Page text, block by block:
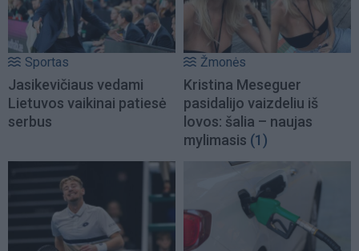
Sportas
Jasikevičiaus vedami
Lietuvos vaikinai patiesė
serbus
Žmonės
Kristina Meseguer
pasidalijo vaizdeliu iš
lovos: šalia – naujas
mylimasis (1)